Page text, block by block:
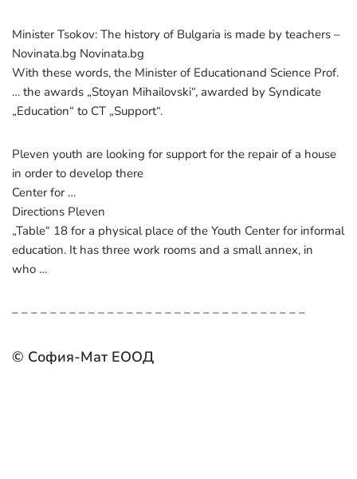
Minister Tsokov: The history of Bulgaria is made by teachers –
Novinata.bg Novinata.bg
With these words, the Minister of Educationand Science Prof.
… the awards „Stoyan Mihailovski“, awarded by Syndicate
„Education“ to CT „Support“.
Pleven youth are looking for support for the repair of a house
in order to develop there
Center for …
Directions Pleven
„Table“ 18 for a physical place of the Youth Center for informal
education. It has three work rooms and a small annex, in
who …
– – – – – – – – – – – – – – – – – – – – – – – – – – – – – – –
© София-Мат ЕООД